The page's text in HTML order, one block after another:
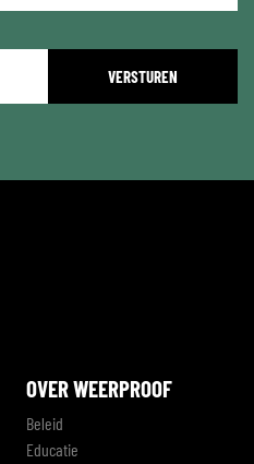
OVER WEERPROOF
Beleid
Educatie